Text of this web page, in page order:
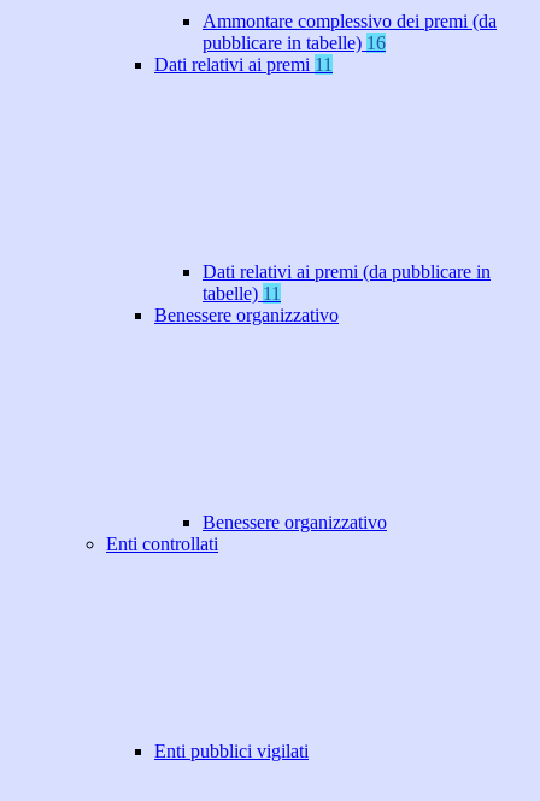
Ammontare complessivo dei premi (da
pubblicare in tabelle) 16
Dati relativi ai premi 11
Dati relativi ai premi (da pubblicare in
tabelle) 11
Benessere organizzativo
Benessere organizzativo
Enti controllati
Enti pubblici vigilati